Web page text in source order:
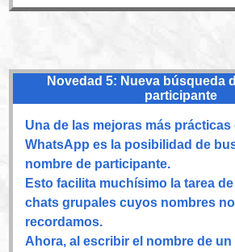
Novedad 5: Nueva búsqueda
participante
Una de las mejoras más prácticas
WhatsApp es la posibilidad de
nombre de participante.
Esto facilita muchísimo la tarea
chats grupales cuyos nombres
recordamos.
Ahora, al escribir el nombre de